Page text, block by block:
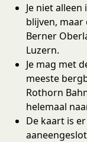
Je niet
blijven,
Berner
Luzern.
Je mag met
meeste
Rothorn
helemaal
De kaart is